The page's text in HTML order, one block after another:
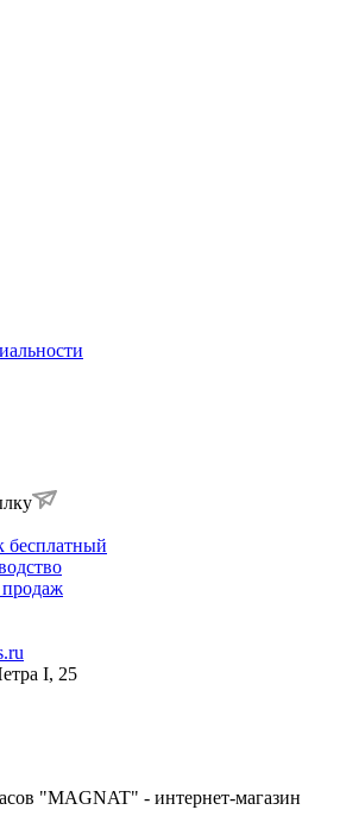
бесплатный
I, 25
"MAGNAT" - интернет-магазин